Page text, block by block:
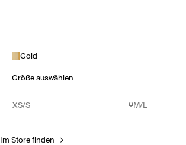
Gold
Größe auswählen
XS/S M/L
Im Store finden